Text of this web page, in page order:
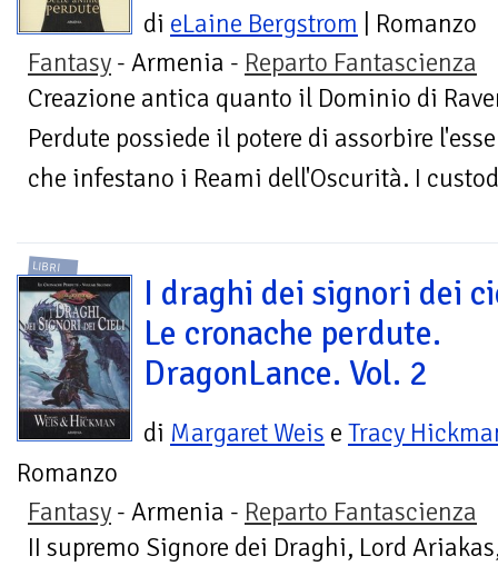
di eLaine Bergstrom | Romanzo
Fantasy - Armenia - Reparto Fantascienza
Creazione antica quanto il Dominio di
Perdute possiede il potere di assorbire
che infestano i Reami dell'Oscurità. I
LIBRI
I draghi dei signori dei
Le cronache perdute.
DragonLance. Vol. 2
di Margaret Weis e Tracy
Romanzo
Fantasy - Armenia - Reparto Fantascienza
II supremo Signore dei Draghi, Lord